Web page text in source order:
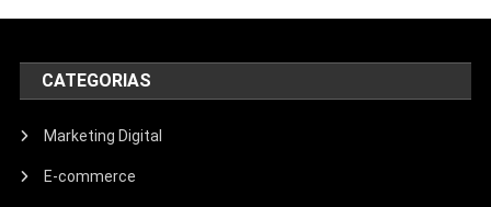
CATEGORIAS
Marketing Digital
E-commerce